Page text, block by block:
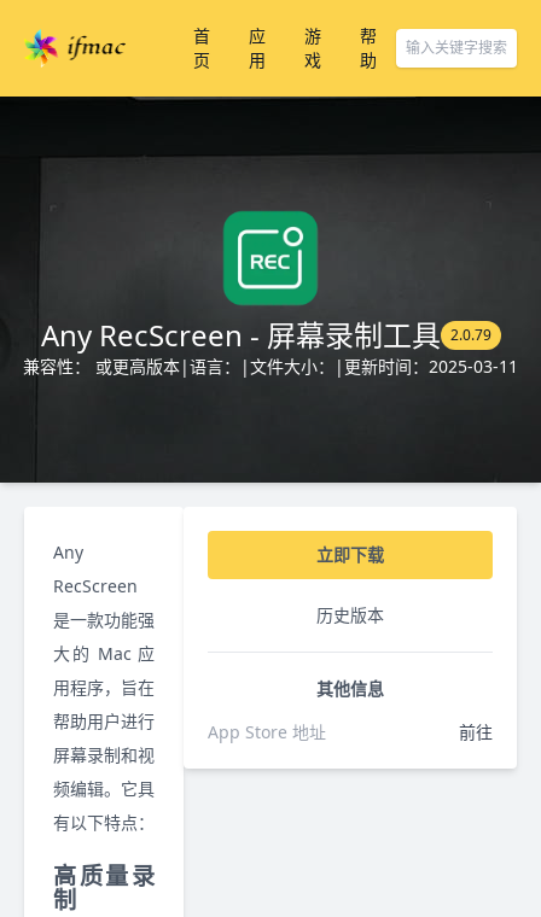
首
页
应
用
游
戏
帮
助
Any RecScreen - 屏幕录制工具 2.0.79
兼容性： 或更高版本|语言： |文件大小： | 更新时间：2025-03-11
Any
RecScreen
是一款功能强
大的 Mac 应
用程序，旨在
帮助用户进行
屏幕录制和视
频编辑。它具
有以下特点：
高质量录
制
立即下载
历史版本
其他信息
App Store 地址
前往